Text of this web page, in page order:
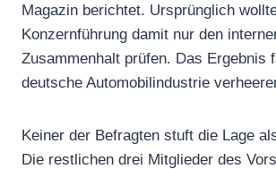
Magazin berichtet. Ursprünglich
Konzernführung damit nur den
Zusammenhalt prüfen. Das Ergebnis
deutsche Automobilindustrie
Keiner der Befragten stuft die Lage
Die restlichen drei Mitglieder des